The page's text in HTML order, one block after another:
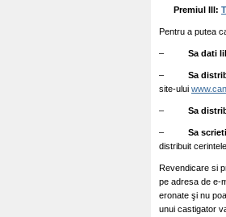
Premiul III:
Pentru a putea
– Sa dati
– Sa
site-ului
– Sa
– Sa
distribuit
Revendicare si
pe adresa de e-
eronate şi nu
unui castigator